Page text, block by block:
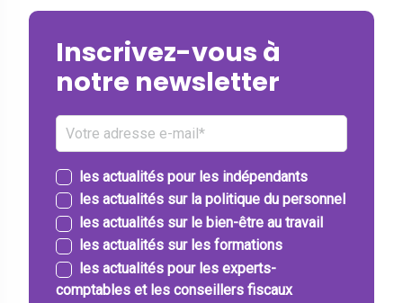
Inscrivez-vous à
notre newsletter
les actualités pour les indépendants
les actualités sur la politique du personnel
les actualités sur le bien-être au travail
les actualités sur les formations
les actualités pour les experts-
comptables et les conseillers fiscaux